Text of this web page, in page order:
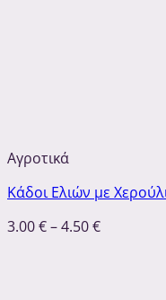
Αγροτικά
Κάδοι Ελιών με
3.00€–4.50€